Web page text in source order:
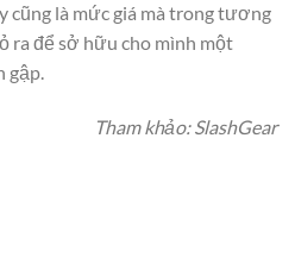
cũng là mức giá mà trong tương
ra để sở hữu cho mình một
gập.
Tham khảo: SlashGear